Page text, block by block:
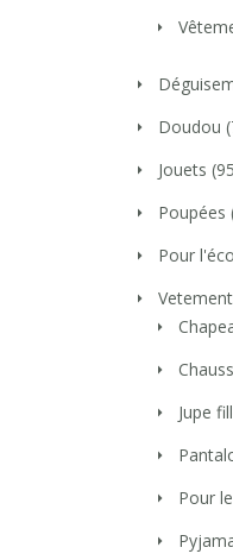
Doudou
Jouets
Poupées
Pour
Jupe
Pour